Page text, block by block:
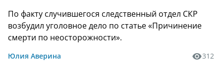
По факту случившегося следственный отдел СКР
возбудил уголовное дело по статье «Причинение
смерти по неосторожности».
Юлия Аверина 312